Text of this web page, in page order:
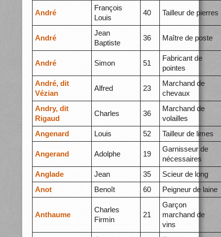
André
François
Louis
40 Tailleur de pierres
André
Jean
Baptiste
36 Maître de poste
André Simon 51
Fabricant de
pointes
André, dit
Vézian
Alfred 23
Marchand de
chevaux
Andry, dit
Rigaud
Charles 36
Marchand de
volailles
Angenard
Louis 52 Tailleur de limes
Angerand Adolphe 19
Garnisseur de
nécessaires
Anglade
Jean 35
Scieur de long
Anot
Benoît 60 Peigneur de laine
Anthaume
Charles
Firmin
21
Garçon
marchand de
vins